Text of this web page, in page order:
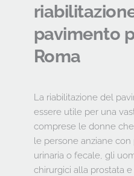
pavimento
Roma
La riabilitazione del
essere utile per una
comprese le donne
le persone anziane
urinaria o fecale, gli
chirurgici alla prostata